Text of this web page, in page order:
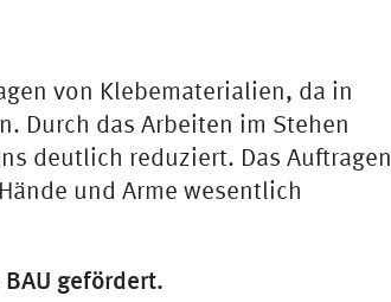
von Klebematerialien, da in
Durch das Arbeiten im Stehen
deutlich reduziert. Das Auftragen
und Arme wesentlich
gefördert.